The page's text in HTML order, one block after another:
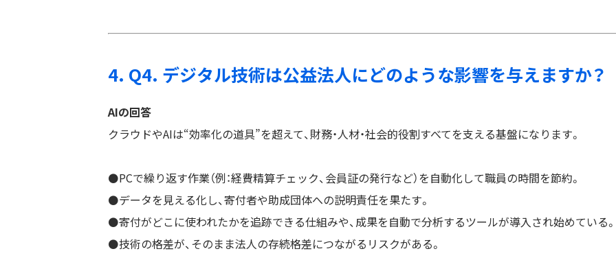
4. Q4. デジタル技術は公益法人にどのような影響を与えますか？
AIの回答
クラウドやAIは“効率化の道具”を超えて、財務・人材・社会的役割すべてを支える基盤になります。
⚫️PCで繰り返す作業（例：経費精算チェック、会員証の発行など）を自動化して職員の時間を節約。
⚫️データを見える化し、寄付者や助成団体への説明責任を果たす。
⚫️寄付がどこに使われたかを追跡できる仕組みや、成果を自動で分析するツールが導入され始めている。
⚫️技術の格差が、そのまま法人の存続格差につながるリスクがある。